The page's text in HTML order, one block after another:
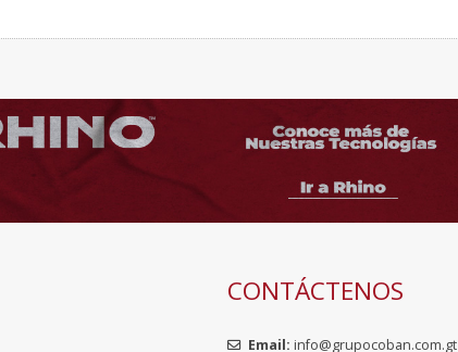
CONTÁCTENOS
Email: info@grupocoban.com.gt